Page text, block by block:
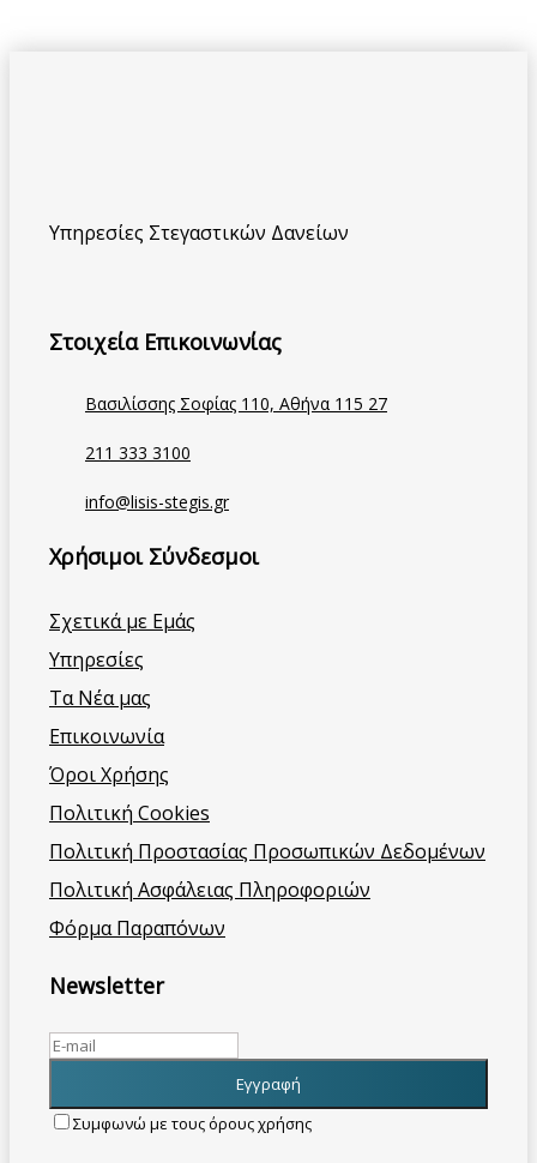
Υπηρεσίες Στεγαστικών Δανείων
Στοιχεία Επικοινωνίας
Βασιλίσσης Σοφίας 110, Αθήνα 115 27
211 333 3100
info@lisis-stegis.gr
Χρήσιμοι Σύνδεσμοι
Σχετικά με Εμάς
Υπηρεσίες
Τα Νέα μας
Επικοινωνία
Όροι Χρήσης
Πολιτική Cookies
Πολιτική Προστασίας Προσωπικών Δεδομένων
Πολιτική Ασφάλειας Πληροφοριών
Φόρμα Παραπόνων
Newsletter
Συμφωνώ με τους όρους χρήσης